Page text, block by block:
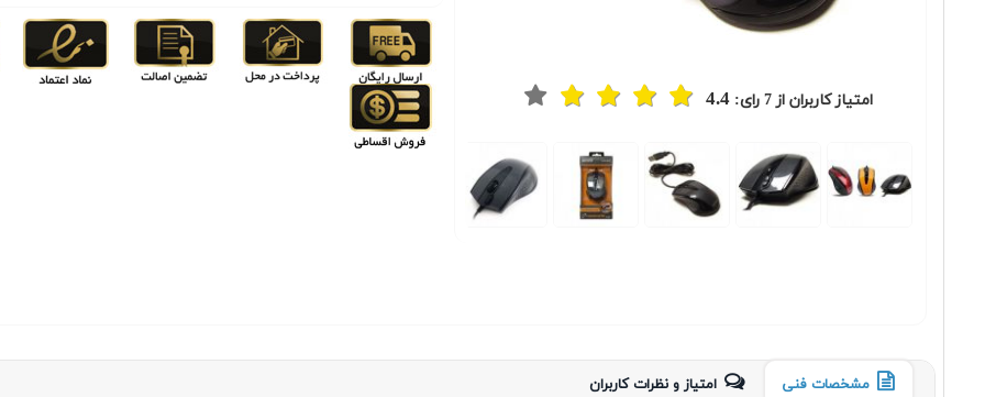
امتیاز کاربران از7 رای:4.4
مشخصات فنی امتیاز و نظرات کاربران